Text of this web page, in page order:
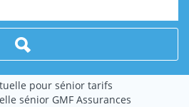
pour sénior tarifs
sénior GMF Assurances